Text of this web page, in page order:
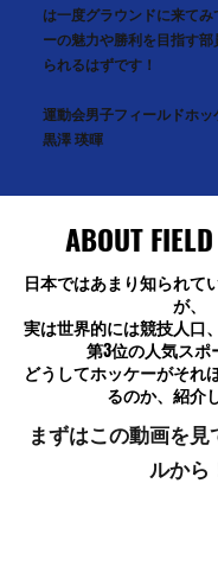
は一度グラウンドに来て
ーの魅力や勝利を目指す
られるはずです！
運動会男子フィールドホ
黒澤 瑛暉
ABOUT
日本ではあまり知られて
が、
実は世界的には競技人口
第3位の人気スポ
どうしてホッケーがそれ
るのか、紹介
まずはこの動画を
ルから